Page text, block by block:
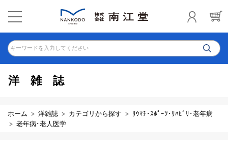
キーワードを入力してください
洋雑誌
ホーム 洋雑誌 カテゴリから探す
ﾘｳﾏﾁ･ｽﾎﾟｰﾂ･ﾘﾊﾋﾞﾘ･老年病
老年病･老人医学